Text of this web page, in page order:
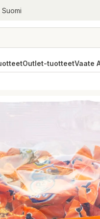
Suomi
Outlet-tuotteetVaate